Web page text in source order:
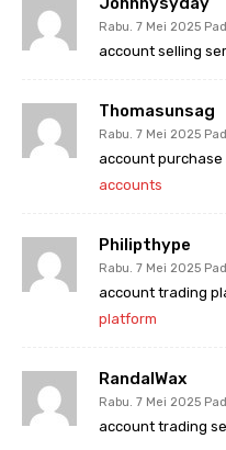
Rabu. 7 Mei 2025
account selling
Thomasunsag
Rabu. 7 Mei 2025
account purchase
accounts
Philipthype
Rabu. 7 Mei 2025
account trading
platform
RandalWax
Rabu. 7 Mei 2025
account trading